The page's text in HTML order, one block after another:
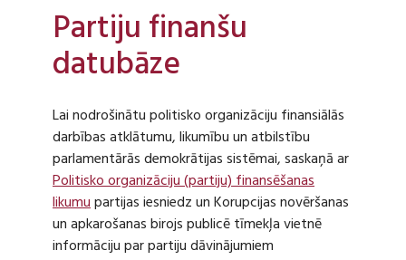
Partiju finanšu
datubāze
Lai nodrošinātu politisko organizāciju finansiālās
darbības atklātumu, likumību un atbilstību
parlamentārās demokrātijas sistēmai, saskaņā ar
Politisko organizāciju (partiju) finansēšanas
likumupartijas iesniedz un Korupcijas novēršanas
un apkarošanas birojs publicē tīmekļa vietnē
informāciju par partiju dāvinājumiem